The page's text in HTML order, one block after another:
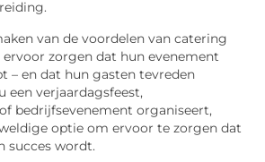
van de voordelen van catering
zorgen dat hun evenement
– en dat hun gasten tevreden
een verjaardagsfeest,
bedrijfsevenement organiseert,
optie om ervoor te zorgen dat
succes wordt.